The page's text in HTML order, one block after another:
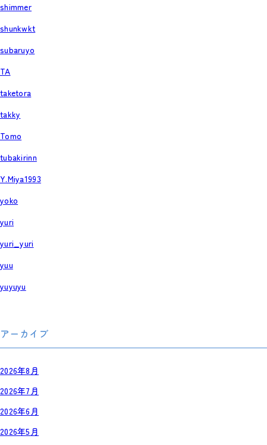
shimmer
shunkwkt
subaruyo
TA
taketora
takky
Tomo
tubakirinn
Y.Miya1993
yoko
yuri
yuri_yuri
yuu
yuyuyu
アーカイブ
2026年8月
2026年7月
2026年6月
2026年5月